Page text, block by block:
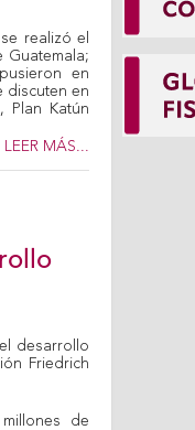
realizó el
Guatemala;
en
discuten en
Plan Katún
LEER MÁS...
desarrollo
Friedrich
de